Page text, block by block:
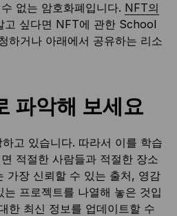
없는 암호화폐입니다. NFT의
고 싶다면 NFT에 관한 School
하거나 아래에서 공유하는 리소
파악해 보세요
고 있습니다. 따라서 이를 학습
적절한 사람들과 적절한 장소
가장 신뢰할 수 있는 출처, 영감
프로젝트를 나열해 놓은 것입
한 최신 정보를 업데이트할 수